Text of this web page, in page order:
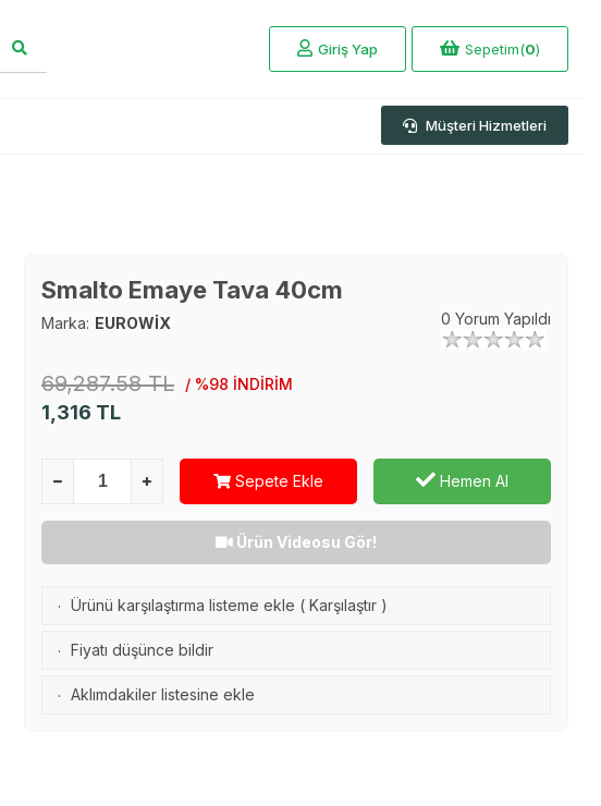
Sepetim(0)
Giriş Yap
Müşteri Hizmetleri
Smalto Emaye Tava 40cm
Marka: EUROWİX 0 Yorum Yapıldı
69,287.58 TL / %98 İNDİRİM
1,316 TL
Sepete Ekle Hemen Al
Ürün Videosu Gör!
· Ürünü karşılaştırma listeme ekle ( Karşılaştır )
· Fiyatı düşünce bildir
· Aklımdakiler listesine ekle